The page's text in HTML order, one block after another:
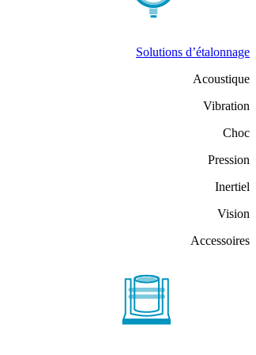
Solutions d’étalonnage
Acoustique
Vibration
Choc
Pression
Inertiel
Vision
Accessoires